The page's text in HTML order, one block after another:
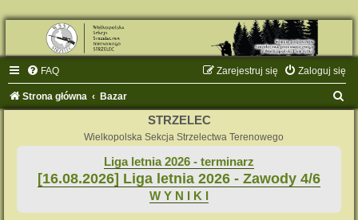
FAQ Zaloguj się
Zarejestruj się
Strona główna Bazar
STRZELEC
Wielkopolska Sekcja Strzelectwa Terenowego
Liga letnia 2026 - terminarz
[16.08.2026] Liga letnia 2026 - Zawody 4/6
W Y N I K I